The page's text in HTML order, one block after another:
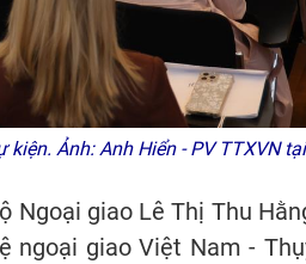
Ảnh: Anh Hiển - PV TTXVN
giao Lê Thị Thu
giao Việt Nam -